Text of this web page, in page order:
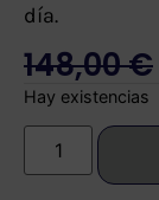
día.
148,00€
Hay existencias